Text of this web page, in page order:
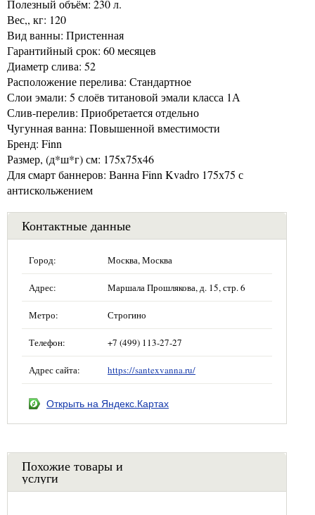
Полезный объём: 230 л.
Вес,, кг: 120
Вид ванны: Пристенная
Гарантийный срок: 60 месяцев
Диаметр слива: 52
Расположение перелива: Стандартное
Слои эмали: 5 слоёв титановой эмали класса 1А
Слив-перелив: Приобретается отдельно
Чугунная ванна: Повышенной вместимости
Бренд: Finn
Размер, (д*ш*г) см: 175x75x46
Для смарт баннеров: Ванна Finn Kvadro 175х75 с
антискольжением
Контактные данные
Город: Москва, Москва
Адрес: Маршала Прошлякова, д. 15, стр. 6
Метро: Строгино
Телефон: +7 (499) 113-27-27
Адрес сайта: https://santexvanna.ru/
Открыть на Яндекс.Картах
Похожие товары и
услуги